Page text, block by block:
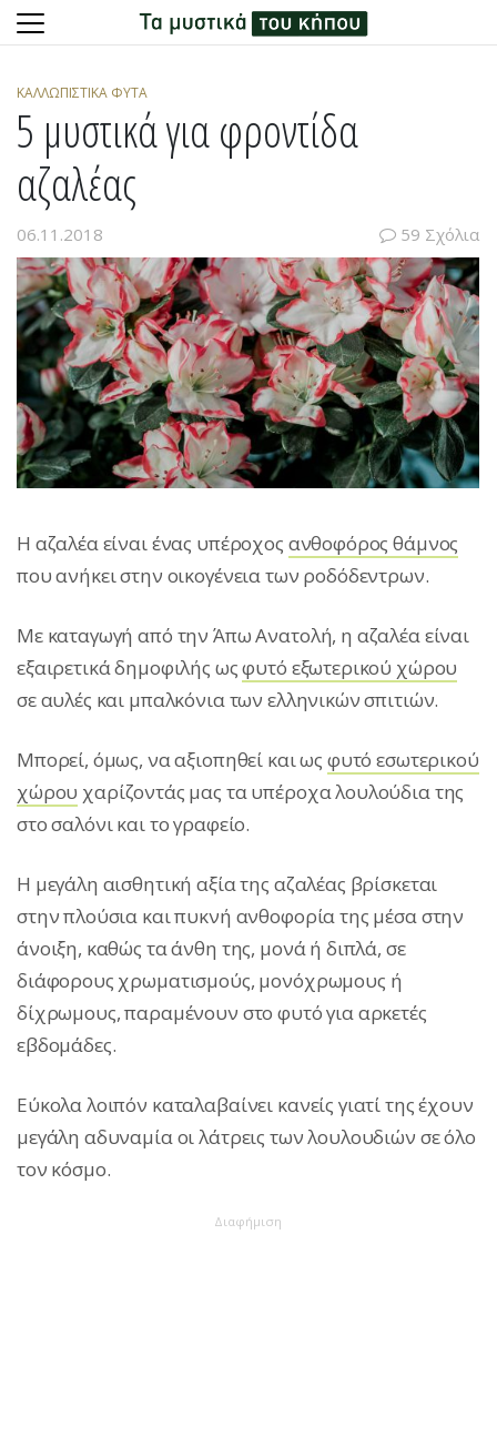
content
ΚΑΛΛΩΠΙΣΤΙΚΆ ΦΥΤΆ
5 μυστικά για φροντίδα
αζαλέας
06.11.2018 59 Σχόλια
Η αζαλέα είναι ένας υπέροχος ανθοφόρος θάμνος
που ανήκει στην οικογένεια των ροδόδεντρων.
Με καταγωγή από την Άπω Aνατολή, η αζαλέα είναι
εξαιρετικά δημοφιλής ωςφυτό εξωτερικού χώρου
σε αυλές και μπαλκόνια των ελληνικών σπιτιών.
Μπορεί, όμως, να αξιοπηθεί και ως φυτό εσωτερικού
χώρου χαρίζοντάς μας τα υπέροχα λουλούδια της
στο σαλόνι και το γραφείο.
Η μεγάλη αισθητική αξία της αζαλέας βρίσκεται
στην πλούσια και πυκνή ανθοφορία της μέσα στην
άνοιξη, καθώς τα άνθη της, μονά ή διπλά, σε
διάφορους χρωματισμούς, μονόχρωμους ή
δίχρωμους, παραμένουν στο φυτό για αρκετές
εβδομάδες.
Εύκολα λοιπόν καταλαβαίνει κανείς γιατί της έχουν
μεγάλη αδυναμία οι λάτρεις των λουλουδιών σε όλο
τον κόσμο.
Διαφήμιση